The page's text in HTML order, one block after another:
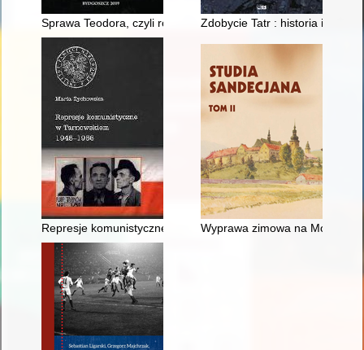
Sprawa Teodora, czyli rozprawa cesarza Walensa z
Zdobycie Tatr : historia i
Represje komunistyczne w Tarnowskiem 1945-1956. T. 1,
Wyprawa zimowa na Mount